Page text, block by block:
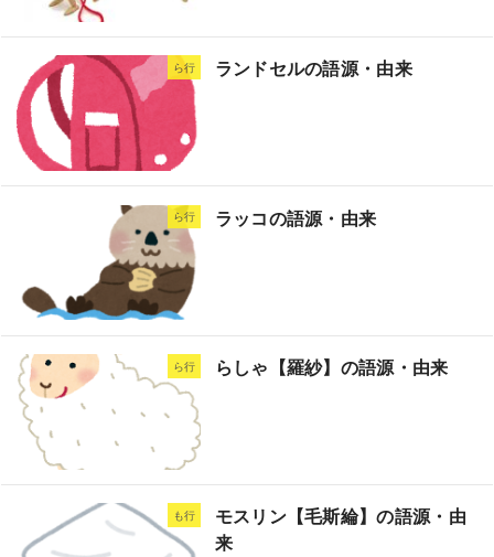
ら行 ランドセルの語源・由来
ら行 ラッコの語源・由来
ら行 らしゃ【羅紗】の語源・由来
も行
モスリン【毛斯綸】の語源・由
来